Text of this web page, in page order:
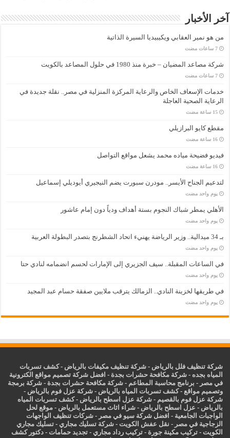
آخر الأخبار
من هو نمير العقابي ويكيبيديا السيرة الذاتية
‏7 ساعات مضت
شركة مصاعد المضيان – خبرة منذ 1980 في حلول المصاعد بالكويت
‏7 ساعات مضت
خدمات الإسعاف الخاص والرعاية المركزة المنزلية في مصر.. نقلة جديدة في
الرعاية الصحية العاجلة
‏15 ساعة مضت
مقطع كايو البرازيلي
‏16 ساعة مضت
فيديو فضيحة مياده محمد يشعل مواقع التواصل
‏16 ساعة مضت
لتدعيم الجناح الأيسر.. مودرن سبورت يضم النيجيري أيوديلي إسماعيل
‏يوم واحد مضت
الأهلي يمطر شباك النجوم بستة أهداف ودياً دون إمام عاشور
‏يوم واحد مضت
بـ 34 ميدالية.. وزير الرياضة يهنيء اتحاد الشطرنج بتصدر البطولة العربية
‏يوم واحد مضت
في الساعات المقبلة.. سيف الجزيري إلى الإمارات لحسم انضمامه لنادي حتا
‏يوم واحد مضت
في طريقها لخزينة النادي.. الزمالك يترقب ملايين صفقة حسام عبد المجيد
‏يوم واحد مضت
شركة تنظيف فلل بالرياض -شركة تنظيف مكيفات بالرياض -كشف تسربات
المياه بجده -شركة مكافحة حشرات بجدة - افضل شركة تصميم مواقع الكترونية
في مصر - برنامج محاسبة المطاعم -شركة مكافحة حشرات بجدة -شركة برمجة
وتصميم مواقع -كشف تسربات المياه بالرياض -شركة عزل فوم بالرياض -
شركة عزل فوم بالقصيم -شركة عزل اسطح بالرياض -كشف تسربات المياه
بالرياض - عزل اسطح بالرياض -شراء اثاث مستعمل بالرياض - موقع لحل
الواجبات الجامعية - افضل شركة سيو في مصر -شركات تنظيف الواجهات
الزجاجية في مصر - نقل عفش الكويت -شركة تسليك مجاري -تسليك مجاري
الكويت -تركيب مكينة جورة -تركيب رداد مجاري -تجديد حمامات -دكتور كشف